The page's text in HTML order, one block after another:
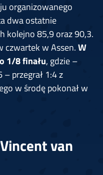
organizowanego
dwa ostatnie
kolejno 85,9 oraz 90,3.
czwartek w Assen.W
1/8 finału, gdzie –
przegrał 1:4 z
w środę pokonał w
van